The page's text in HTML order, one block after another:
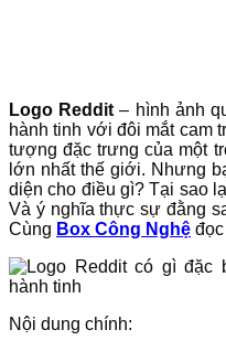
Logo Reddit– hình ảnh
hành tinh với đôi mắt cam
tượng đặc trưng của một
lớn nhất thế giới. Nhưng
diện cho điều gì? Tại sao
Và ý nghĩa thực sự đằng
Cùng Box Công Nghệ
Nội dung chính: